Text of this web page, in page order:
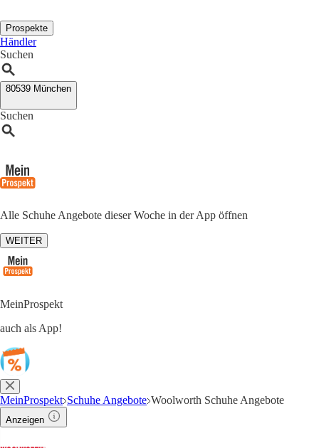
Prospekte
Händler
Suchen
80539 München
Suchen
Alle Schuhe Angebote dieser Woche in der App öffnen
WEITER
MeinProspekt
auch als App!
MeinProspekt Schuhe Angebote Woolworth Schuhe Angebote
Anzeigen